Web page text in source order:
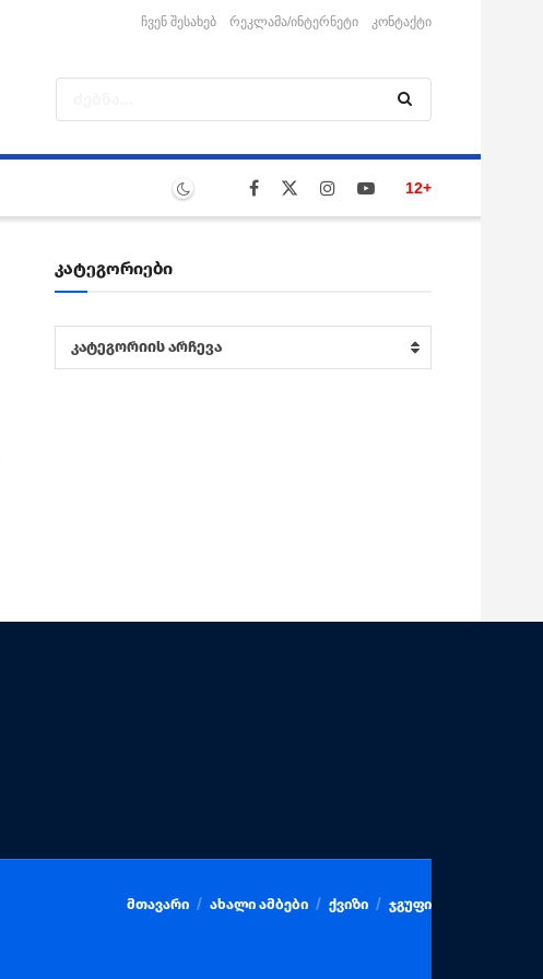
ჩვენ შესახებ რეკლამა/ინტერნეტი კონტაქტი
12+
კატეგორიები
კატეგორიები
კატეგორიის არჩევა
მთავარი ახალი ამბები ქვიზი
ჯგუფი